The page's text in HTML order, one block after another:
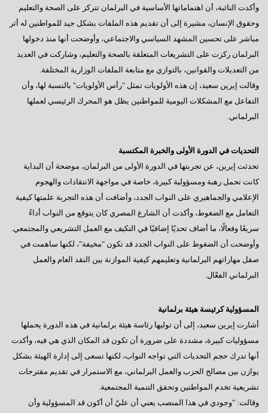
وأكدت النائبة، أن اهتماماتها الأساسية في البرلمان تتركز على الصحة والتعليم
وحقوق الإنسان، مشيرة إلى أن تقديم هذه الملفات بشكل جيد للمواطنين له أثر
مباشر على تحسين المشهد السياسي والاجتماعي، وأوضحت أنها منذ دخولها
البرلمان ركزت على التشريعات المتعلقة بالصحة والتعليم، وشاركت في العديد
من التعديلات والقوانين، بالتوازي مع متابعة الملفات الوزارية المختلفة.
وقالت إيرين سعيد، إن هذه الأولويات تمثل "رأس الأولويات" بالنسبة لها، وأن
التفاعل مع المشكلات اليومية للمواطنين يظل هو المحرك الرئيسي لعملها
البرلماني.
التحديات في الدورة الأولى والخبرة المكتسبة
تحدثت إيرين، عن تجربتها في الدورة الأولى من البرلمان، موضحة أن البداية
كانت تحمل رهبة ومسؤولية كبيرة، خاصة في مواجهة الانتقادات والهجوم
الإعلامي والجماهيري على النواب الجدد، وأضافت أن هذه التجربة علمتها كيفية
التعامل مع الضغوط، وأكدت أن الشارع المصري كان يتوقع من النواب أداءً
سريعًا وفعالًا، ما أضاف تحديًا إضافيًا في التكيف مع العمل التشريعي والمجتمعي.
وأوضحت أن الضغوط على النواب الجدد قد تكون "مخيفة"، لكنها ساهمت في
صقل مهاراتهم البرلمانية وتعليمهم كيفية الموازنة بين النقد العام والعمل
البرلماني الفعّال.
المسؤولية كرئيسة هيئة برلمانية
أشارت إيرين سعيد، إلى أن توليها رئاسة هيئة برلمانية في هذه الدورة يحملها
مسؤوليات كبيرة، مشددة على ضرورة أن تكون قد المكان الذي هي فيه، وأكدت
أنها تدرك حجم التحديات التي تواجه النواب، لكنها تسعى إلى إدارة الهيئة بشكل
يوازن بين مصالح الحزب والعمل البرلماني، مع الاستمرار في تقديم مقترحات
تشريعية تخدم المواطنين وتحقق التنمية المجتمعية.
وقالت: "وجودي في هذا المنصب يعني أن عليّ أن أكون قد المسؤولية وأن